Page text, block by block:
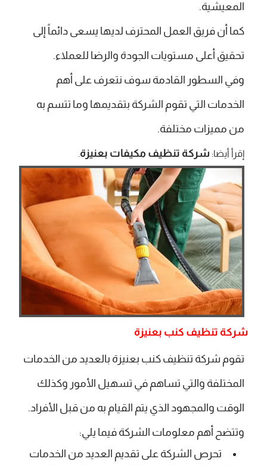
المعيشية.
كما أن فريق العمل المحترف لديها يسعى دائماً إلى
تحقيق أعلى مستويات الجودة والرضا للعملاء.
وفي السطور القادمة سوف نتعرف على أهم
الخدمات التي تقوم الشركة بتقديمها وما تتسم به
من مميزات مختلفة.
إقرأ أيضا: شركة تنظيف مكيفات بعنيزة.
شركة تنظيف كنب بعنيزة
تقوم شركة تنظيف كنب بعنيزة بالعديد من الخدمات
المختلفة والتي تساهم في تسهيل الأمور وكذلك
الوقت والمجهود الذي يتم القيام به من قبل الأفراد.
وتتضح أهم معلومات الشركة فيما يلي:
تحرص الشركة على تقديم العديد من الخدمات